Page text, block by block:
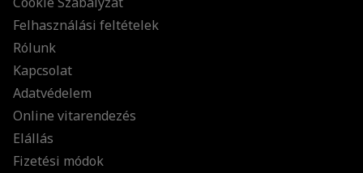
Felhasználási feltételek
Rólunk
Kapcsolat
Adatvédelem
Online vitarendezés
Elállás
Fizetési módok